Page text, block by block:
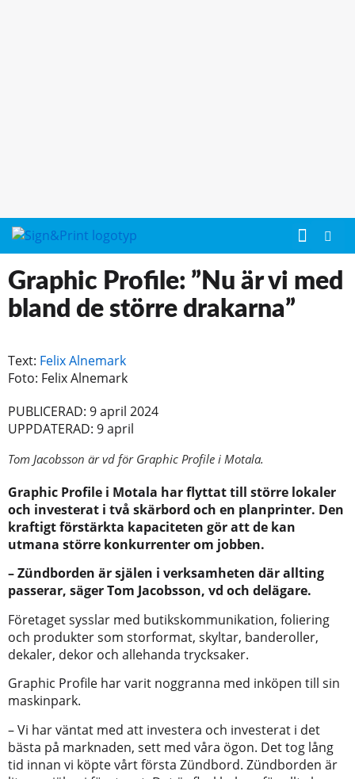
Graphic Profile: ”Nu är vi med
bland de större drakarna”
Text: Felix Alnemark
Foto: Felix Alnemark
PUBLICERAD: 9 april 2024
UPPDATERAD: 9 april
Tom Jacobsson är vd för Graphic Profile i Motala.
Graphic Profile i Motala har flyttat till större lokaler
och investerat i två skärbord och en planprinter. Den
kraftigt förstärkta kapaciteten gör att de kan
utmana större konkurrenter om jobben.
– Zündborden är själen i verksamheten där allting
passerar, säger Tom Jacobsson, vd och delägare.
Företaget sysslar med butikskommunikation, foliering
och produkter som storformat, skyltar, banderoller,
dekaler, dekor och allehanda trycksaker.
Graphic Profile har varit noggranna med inköpen till sin
maskinpark.
– Vi har väntat med att investera och investerat i det
bästa på marknaden, sett med våra ögon. Det tog lång
tid innan vi köpte vårt första Zündbord. Zündborden är